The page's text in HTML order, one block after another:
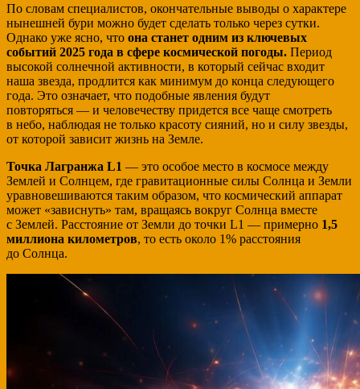
По словам специалистов, окончательные выводы о характере
нынешней бури можно будет сделать только через сутки.
Однако уже ясно, что она станет одним из ключевых
событий 2025 года в сфере космической погоды. Период
высокой солнечной активности, в который сейчас входит
наша звезда, продлится как минимум до конца следующего
года. Это означает, что подобные явления будут
повторяться — и человечеству придется все чаще смотреть
в небо, наблюдая не только красоту сияний, но и силу звезды,
от которой зависит жизнь на Земле.
Точка Лагранжа L1 — это особое место в космосе между
Землей и Солнцем, где гравитационные силы Солнца и Земли
уравновешиваются таким образом, что космический аппарат
может «зависнуть» там, вращаясь вокруг Солнца вместе
с Землей. Расстояние от Земли до точки L1 — примерно 1,5
миллиона километров, то есть около 1% расстояния
до Солнца.